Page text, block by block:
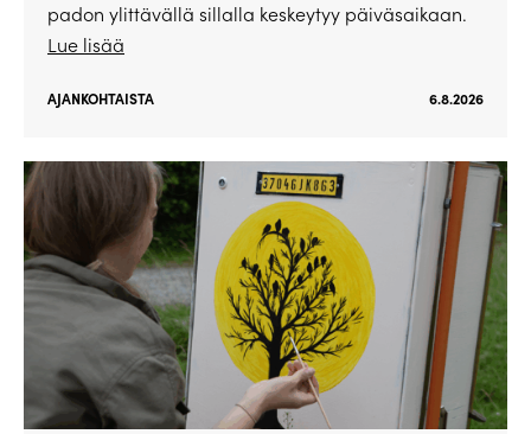
padon ylittävällä sillalla keskeytyy päiväsaikaan.
Lue lisää
AJANKOHTAISTA 6.8.2026